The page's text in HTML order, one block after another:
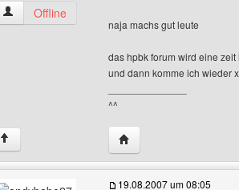
tiga-12 Benutzer-Profile anzeigen
Offline
naja machs gut leute
das hpbk forum wird eine
und dann komme ich wieder
^^
↑ Website dieses
19.08.2007 um 08:05